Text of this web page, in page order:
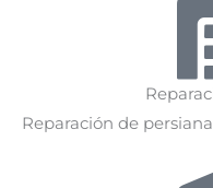
Reparación de